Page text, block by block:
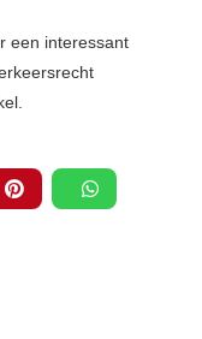
een interessant